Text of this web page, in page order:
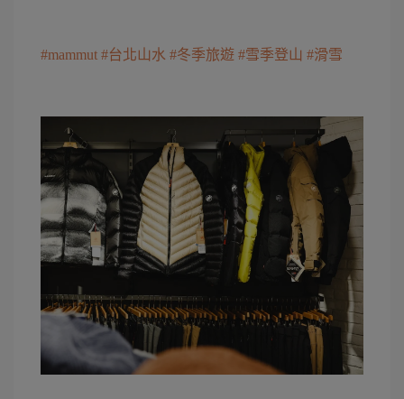
#mammut #台北山水 #冬季旅遊 #雪季登山 #滑雪